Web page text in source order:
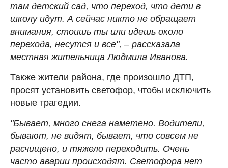
там детский сад, что переход, что дети в
школу идут. А сейчас никто не обращает
внимания, стоишь ты или идешь около
перехода, несутся и все", – рассказала
местная жительница Людмила Иванова.
Также жители района, где произошло ДТП,
просят установить светофор, чтобы исключить
новые трагедии.
"Бывает, много снега наметено. Водители,
бывают, не видят, бывает, что совсем не
расчищено, и тяжело переходить. Очень
часто аварии происходят. Светофора нет